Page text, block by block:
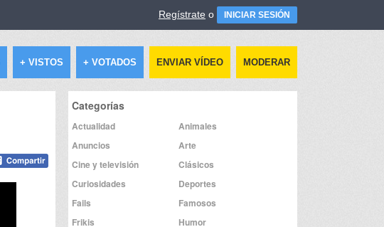
Regístrate o INICIAR SESIÓN
+ VISTOS + VOTADOS ENVIAR VÍDEO MODERAR
Categorías
Actualidad
Animales
Anuncios
Arte
Cine y televisión
Clásicos
Curiosidades
Deportes
Fails
Famosos
Frikis
Humor